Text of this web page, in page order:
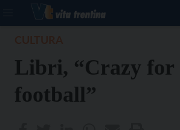
Libri, “Crazy for
football”